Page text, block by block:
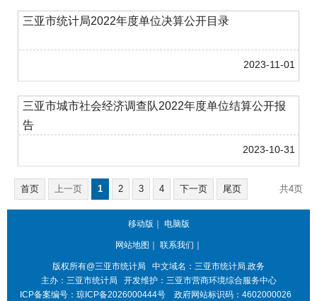
三亚市统计局2022年度单位决算公开目录
2023-11-01
三亚市城市社会经济调查队2022年度单位结算公开报
告
2023-10-31
首页 上一页 1 2 3 4 下一页 尾页 共4页
第1页
移动版 ｜ 电脑版
网站地图 ｜ 联系我们 ｜
版权所有@三亚市统计局
中文域名：三亚市统计局.政务
主办：三亚市统计局
开发维护：三亚市营商环境综合服务中心
ICP备案编号： 琼ICP备2026000444号 政府网站标识码： 4602000026